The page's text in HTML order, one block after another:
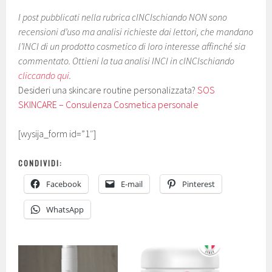
I post pubblicati nella rubrica cINCIschiando NON sono
recensioni d’uso ma analisi richieste dai lettori, che mandano
l’INCI di un prodotto cosmetico di loro interesse affinché sia
commentato. Ottieni la tua analisi INCI in cINCIschiando
cliccando qui.
Desideri una skincare routine personalizzata?SOS
SKINCARE – Consulenza Cosmetica personale
[wysija_form id=”1″]
CONDIVIDI:
Facebook E-mail Pinterest
WhatsApp